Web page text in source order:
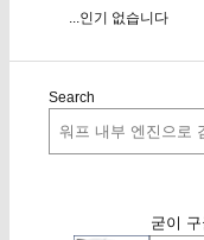
...인기 없습니다
Search
굳이